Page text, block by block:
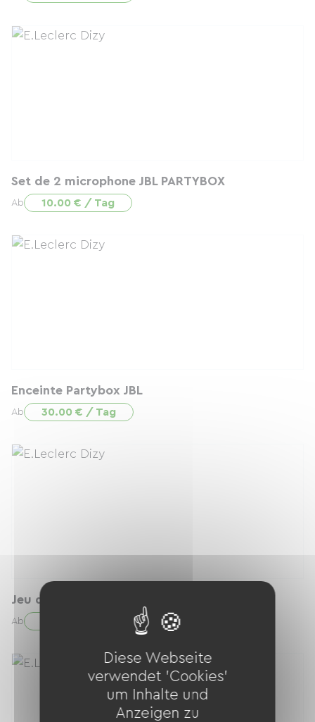
Set de 2 microphone JBL PARTYBOX
Ab 10.00 € / Tag
Enceinte Partybox JBL
Ab 30.00 € / Tag
Jeu de lumières
Ab
Diese Webseite
verwendet 'Cookies'
um Inhalte und
Anzeigen zu